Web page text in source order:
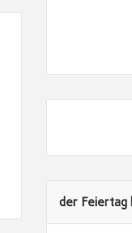
der Feiertag